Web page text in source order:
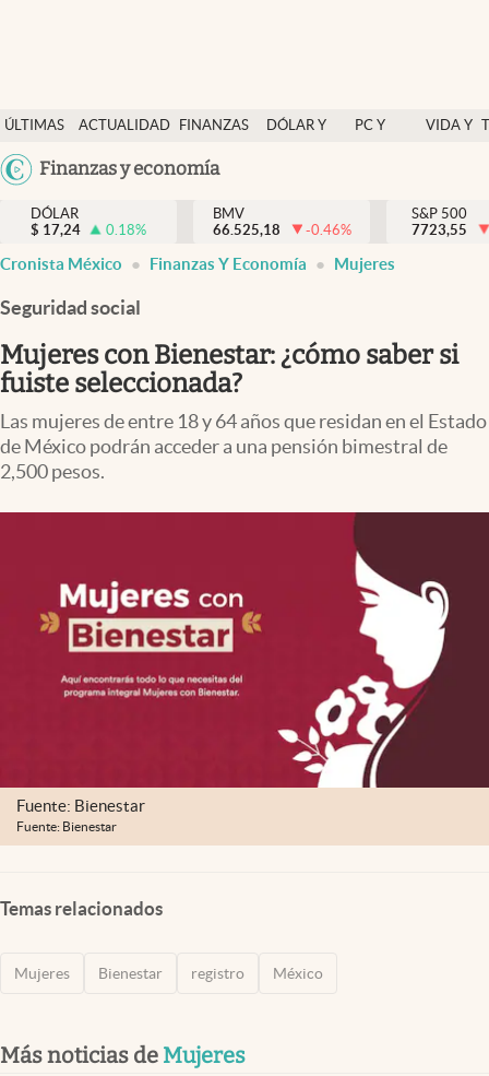
ÚLTIMAS
NOTICIAS
ACTUALIDAD
FINANZAS
DÓLAR Y
PC Y
VIDA Y
México
Finanzas y economía
Actualidad
Finanzas y economía
Dólar y mercados
Pc y celular
Vida y estilo
Mediakit
abre en nueva pestaña
México
DÓLAR
$ 17,24 0.18%
BMV
66.525,18
-0.46%
S&P 500
7723,55
Cronista México Finanzas Y Economía Mujeres
Seguridad social
Mujeres con Bienestar: ¿cómo saber si
fuiste seleccionada?
Las mujeres de entre 18 y 64 años que residan en el Estado
de México podrán acceder a una pensión bimestral de
2,500 pesos.
Fuente: Bienestar
Fuente: Bienestar
Temas relacionados
Mujeres Bienestar registro México
Más noticias de Mujeres